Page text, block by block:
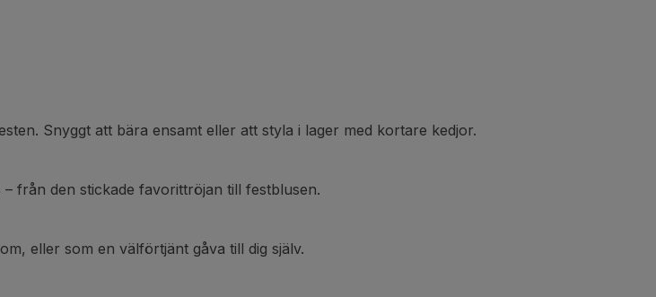
Snyggt att bära ensamt eller att styla i lager med kortare kedjor.
från den stickade favorittröjan till festblusen.
eller som en välförtjänt gåva till dig själv.